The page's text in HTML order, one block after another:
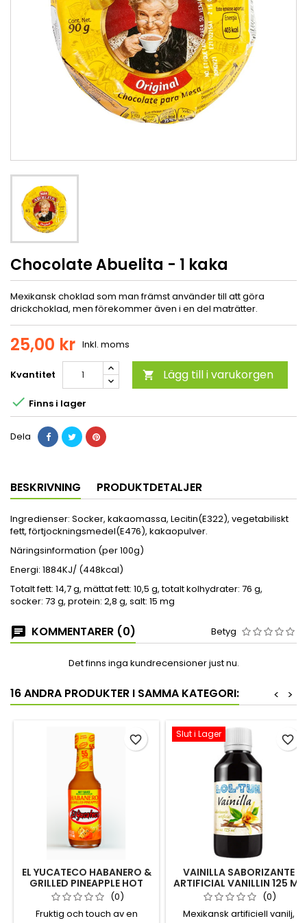
Chocolate Abuelita - 1 kaka
Mexikansk choklad som man främst använder till att göra
drickchoklad, men förekommer även i en del maträtter.
25,00 kr Inkl. moms
Kvantitet  Lägg till i varukorgen
 Finns i lager
Dela
BESKRIVNING PRODUKTDETALJER
Ingredienser: Socker, kakaomassa, Lecitin(E322), vegetabiliskt
fett, förtjockningsmedel(E476), kakaopulver.
Näringsinformation (per 100g)
Energi: 1884KJ/ (448kcal)
Totalt fett: 14,7 g, mättat fett: 10,5 g, totalt kolhydrater: 76 g,
socker: 73 g, protein: 2,8 g, salt: 15 mg
KOMMENTARER (0) Betyg
Det finns inga kundrecensioner just nu.
16 ANDRA PRODUKTER I SAMMA KATEGORI: >
<
EL YUCATECO HABANERO &
GRILLED PINEAPPLE HOT
SAUCE
(0)
Fruktig och touch av en
favorite_border Slut i Lager
VAINILLA SABORIZANTE
ARTIFICIAL VANILLIN 125 ML
(0)
Mexikansk artificiell vanilj,
favorite_border